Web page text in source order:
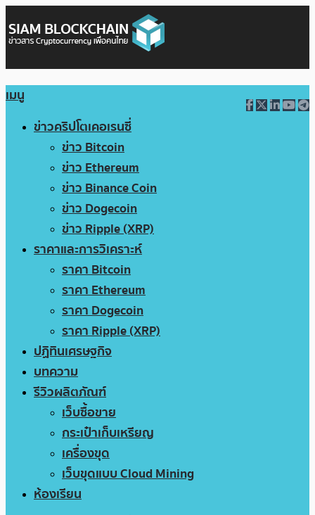
เมนู
ข่าวคริปโตเคอเรนซี่
ข่าว Bitcoin
ข่าว Ethereum
ข่าว Binance Coin
ข่าว Dogecoin
ข่าว Ripple (XRP)
ราคาและการวิเคราะห์
ราคา Bitcoin
ราคา Ethereum
ราคา Dogecoin
ราคา Ripple (XRP)
ปฏิทินเศรษฐกิจ
บทความ
รีวิวผลิตภัณฑ์
เว็บซื้อขาย
กระเป๋าเก็บเหรียญ
เครื่องขุด
เว็บขุดแบบ Cloud Mining
ห้องเรียน